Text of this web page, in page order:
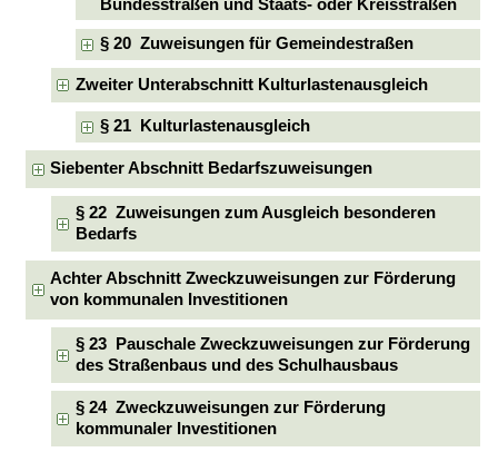
Bundesstraßen und Staats- oder Kreisstraßen
§ 20 Zuweisungen für Gemeindestraßen
Zweiter Unterabschnitt Kulturlastenausgleich
§ 21 Kulturlastenausgleich
Siebenter Abschnitt Bedarfszuweisungen
§ 22 Zuweisungen zum Ausgleich besonderen
Bedarfs
Achter Abschnitt Zweckzuweisungen zur Förderung
von kommunalen Investitionen
§ 23 Pauschale Zweckzuweisungen zur Förderung
des Straßenbaus und des Schulhausbaus
§ 24 Zweckzuweisungen zur Förderung
kommunaler Investitionen